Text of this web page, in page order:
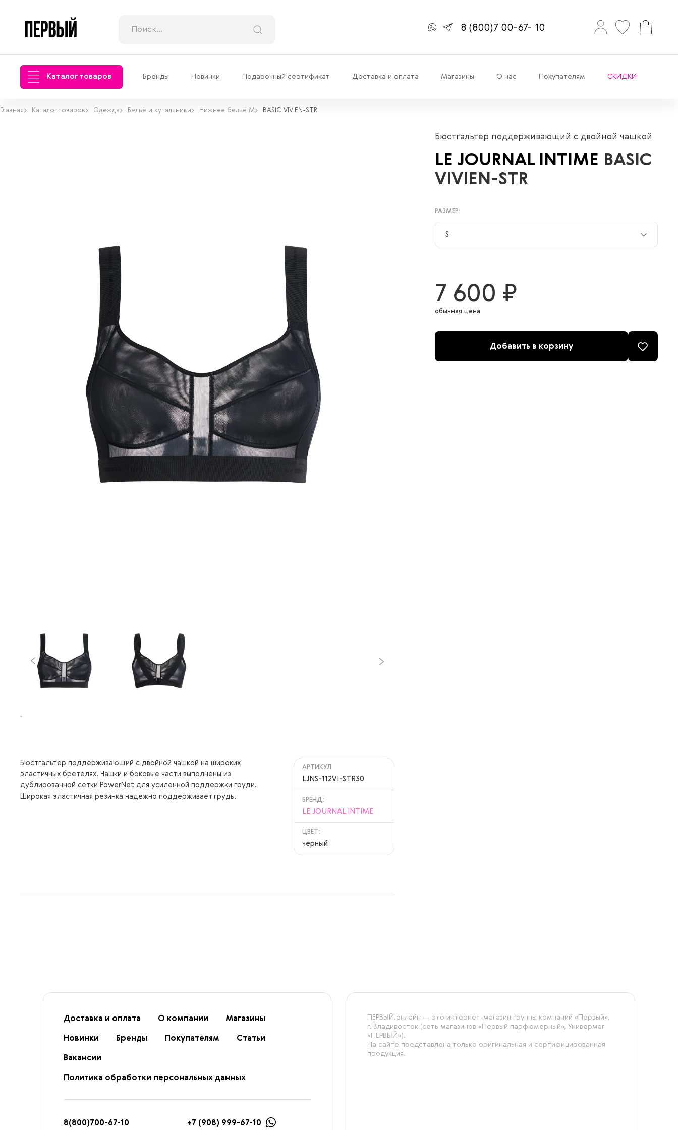
8(800)7 00-67- 10
Каталог товаров Бренды Новинки Подарочный сертификат Доставка и оплата Магазины О нас Покупателям СКИДКИ
Главная Каталог товаров Одежда Бельё и купальники Нижнее бельё М BASIC VIVIEN-STR
Бюстгальтер поддерживающий с двойной чашкой
LE JOURNAL INTIME BASIC
VIVIEN-STR
РАЗМЕР:
S
7 600 ₽
обычная цена
Добавить в корзину
Бюстгальтер поддерживающий с двойной чашкой на широких
эластичных бретелях. Чашки и боковые части выполнены из
дублированной сетки PowerNet для усиленной поддержки груди.
Широкая эластичная резинка надежно поддерживает грудь.
АРТИКУЛ
LJNS-112VI-STR30
БРЕНД:
LE JOURNAL INTIME
ЦВЕТ:
черный
Доставка и оплата О компании Магазины
Новинки Бренды Покупателям Статьи
Вакансии
Политика обработки персональных данных
8(800)700-67-10 +7 (908) 999-67-10
ПЕРВЫЙ.онлайн — это интернет-магазин группы компаний «‎Первый»,
г. Владивосток (сеть магазинов «Первый парфюмерный», Универмаг
«ПЕРВЫЙ»).
На сайте представлена только оригинальная и сертифицированная
продукция.